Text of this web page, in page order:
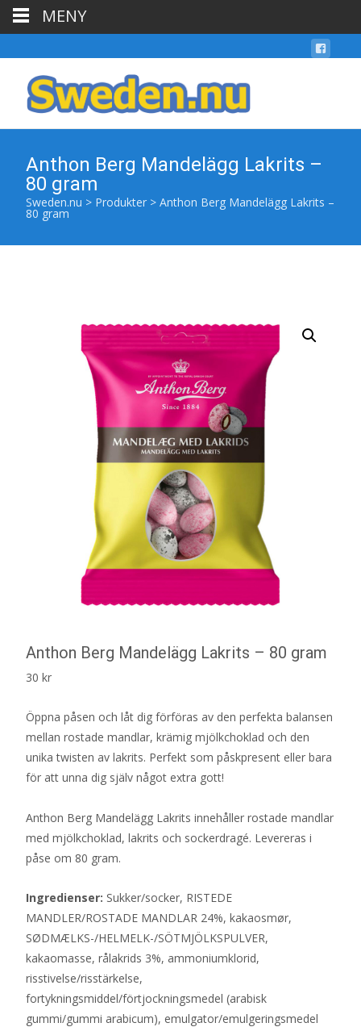
Anthon Berg Mandelägg Lakrits –
80 gram
Sweden.nu > Produkter > Anthon Berg Mandelägg Lakrits –
80 gram
Anthon Berg Mandelägg Lakrits – 80 gram
30 kr
Öppna påsen och låt dig förföras av den perfekta balansen
mellan rostade mandlar, krämig mjölkchoklad och den
unika twisten av lakrits. Perfekt som påskpresent eller bara
för att unna dig själv något extra gott!
Anthon Berg Mandelägg Lakrits innehåller rostade mandlar
med mjölkchoklad, lakrits och sockerdragé. Levereras i
påse om 80 gram.
Ingredienser: Sukker/socker, RISTEDE
MANDLER/ROSTADE MANDLAR 24%, kakaosmør,
SØDMÆLKS-/HELMELK-/SÖTMJÖLKSPULVER,
kakaomasse, rålakrids 3%, ammoniumklorid,
risstivelse/risstärkelse,
fortykningsmiddel/förtjockningsmedel (arabisk
gummi/gummi arabicum), emulgator/emulgeringsmedel
MENY